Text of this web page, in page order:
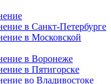
в Санкт-Петербурге
в Московской
в Воронеже
в Пятигорске
во Владивостоке